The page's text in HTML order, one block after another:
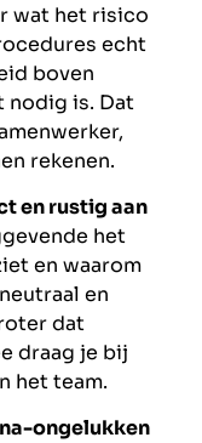
wat het risico
echt
boven
nodig is. Dat
rekenen.
en rustig aan
het
en waarom
en
dat
draag je bij
het team.
ongelukken